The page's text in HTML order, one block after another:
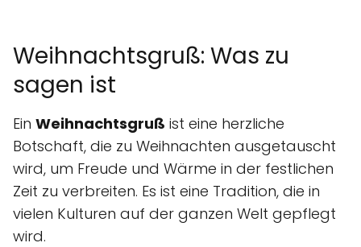
Weihnachtsgruß: Was zu
sagen ist
Ein Weihnachtsgruß ist eine herzliche
Botschaft, die zu Weihnachten ausgetauscht
wird, um Freude und Wärme in der festlichen
Zeit zu verbreiten. Es ist eine Tradition, die in
vielen Kulturen auf der ganzen Welt gepflegt
wird.